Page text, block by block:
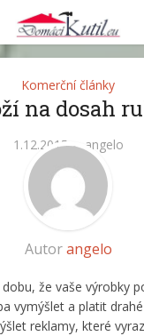
Komerční články
na dosah
1.12.2015 angelo
Autorangelo
že vaše výrobky
vymýšlet a platit
reklamy, které